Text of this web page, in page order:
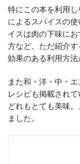
特にこの本を利用
によるスパイスの
イスは肉の下味に
方など、ただ紹介
効果のある利用方法
また和・洋・中・
レシピも掲載され
どれもとても美味
ました。